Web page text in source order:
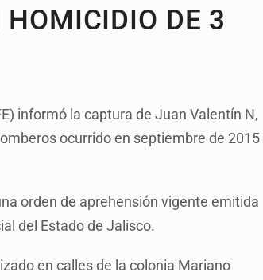
DE 3
informó la captura de Juan Valentín N,
ocurrido en septiembre de 2015
orden de aprehensión vigente emitida
del Estado de Jalisco.
en calles de la colonia Mariano